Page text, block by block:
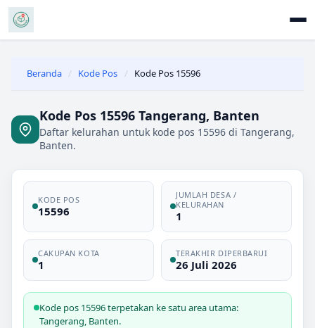
Beranda / Kode Pos / Kode Pos 15596
Kode Pos 15596 Tangerang, Banten
Daftar kelurahan untuk kode pos 15596 di Tangerang,
Banten.
KODE POS
15596
JUMLAH DESA /
KELURAHAN
1
CAKUPAN KOTA
1
TERAKHIR DIPERBARUI
26 Juli 2026
Kode pos 15596 terpetakan ke satu area utama:
Tangerang, Banten.